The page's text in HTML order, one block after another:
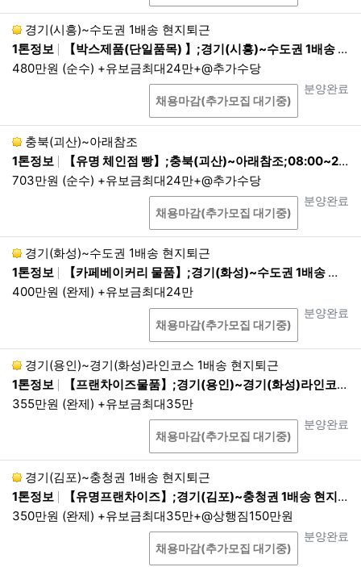
공하지 않습니다. 다만, 아래 각 호와 같이 법률에 특
별한 규정이 있는 경우나 법령상 의무를 준수하기 위
해 불가피한 경우에는 예외로 합니다. 회사는 개인정
보를 목적 외로 제3자에게 제공할 때에는 개인정보를
제공받는 자가 개인정보를 안전하게 처리하도록 이용
목적, 이용방법 등에 일정한 제한을 가하거나 안정성
확보를 위해 필요한 조치를 마련하도록 요청합니다.
①이용자들이 사전에 동의한 경우
정보통신망법, 전기통신사업법, 신용정
보의 이용 및 보호에 관한 법률 등에서의 다
른 법령에 근거규정이 있는 경우
③통계 작성, 학술연구, 시장 조사, 정보 제
공 및 공지 안내 메일 발송의 경우로서 특정
개인을 식별할 수 없는 형태로 제공되는 경
정보주체 또는 그 법정대리인이 의사표
시를 할 수 없는 상태에 있거나 주소불명 등
으로 사전동의를 받을 수 없는 경우로서 정
보주체 또는 제3자의 급박한 생명, 신체, 재
산의 이익을 위해 필요한 경우
범죄의 수사와 공소제기 및 유지, 법원의
재판업무 및 형 집행을 위해 필요한 경우로
서 적법한 절차를 거친 경우
2.
제3자 제공기관이 발생 할 경우 별도 동의를 통해
진행됩니다.
3. 제3자 제공동의 철회는 서울밝은세상안과(02-344
3-0880), 부산밝은세상안과(051-805-1100)으로 요
청 가능하며, 동의 철회 시 즉시 폐기됩니다.
경기(시흥)~수도권 1배송 현지퇴근
1톤정보
【박스제품(단일품목) 】;경기(시흥)~수도권 1배송 현지퇴근;21:00~04:00 1배송 현지퇴근
480만원 (순수) +유보금최대24만+@추가수당
진행상태
분양완료
상담
채용마감(추가모집 대기중)
충북(괴산)~아래참조
1톤정보
【유명 체인점 빵】;충북(괴산)~아래참조;08:00~21:00 1배송 현지퇴근
703만원 (순수) +유보금최대24만+@추가수당
진행상태
분양완료
상담
채용마감(추가모집 대기중)
경기(화성)~수도권 1배송 현지퇴근
1톤정보
【카페베이커리 물품】;경기(화성)~수도권 1배송 현지퇴근;07:00~17:00 1배송 현지퇴근
400만원 (완제) +유보금최대24만
진행상태
분양완료
상담
채용마감(추가모집 대기중)
경기(용인)~경기(화성)라인코스 1배송 현지퇴근
1톤정보
【프랜차이즈물품】;경기(용인)~경기(화성)라인코스 1배송 현지퇴근;22:00~05:00 1배송 현지퇴근
355만원 (완제) +유보금최대35만
진행상태
분양완료
상담
채용마감(추가모집 대기중)
경기(김포)~충청권 1배송 현지퇴근
1톤정보
【유명프랜차이즈】;경기(김포)~충청권 1배송 현지퇴근;21:00~06:00 1배송 현지퇴근
350만원 (완제) +유보금최대35만+@상행짐150만원
진행상태
분양완료
상담
채용마감(추가모집 대기중)